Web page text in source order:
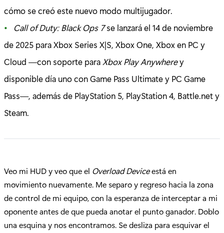
cómo se creó este nuevo modo multijugador.
Call of Duty: Black Ops 7se lanzará el 14 de noviembre
de 2025 para Xbox Series X|S, Xbox One, Xbox en PC y
Cloud —con soporte para Xbox Play Anywherey
disponible día uno con Game Pass Ultimate y PC Game
Pass—, además de PlayStation 5, PlayStation 4, Battle.net y
Steam.
Veo mi HUD y veo que el Overload Deviceestá en
movimiento nuevamente. Me separo y regreso hacia la zona
de control de mi equipo, con la esperanza de interceptar a mi
oponente antes de que pueda anotar el punto ganador. Doblo
una esquina y nos encontramos. Se desliza para esquivar el